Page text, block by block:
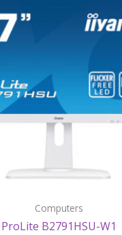
Computers
ProLite B2791HSU-W1